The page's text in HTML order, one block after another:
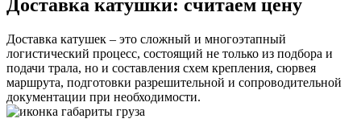
Доставка катушки: считаем цену
Доставка катушек – это сложный и многоэтапный
логистический процесс, состоящий не только из подбора и
подачи трала, но и составления схем крепления, сюрвея
маршрута, подготовки разрешительной и сопроводительной
документации при необходимости.